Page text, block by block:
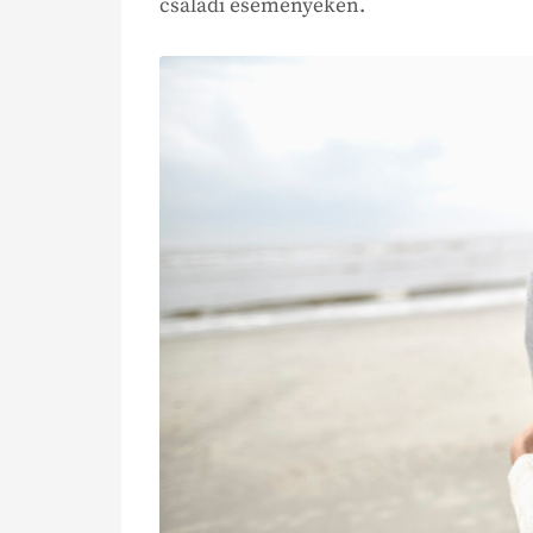
családi eseményeken.